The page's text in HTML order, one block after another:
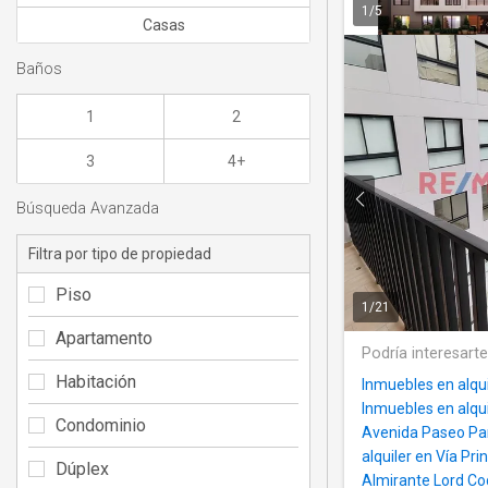
1 /5
1 /21
Podría
Inmuebles en
Inmuebles en
Avenida Paseo
alquiler en Vía
Almirante Lord
Casas
Baños
1 2
3 4+
Búsqueda Avanzada
Filtra por tipo de propiedad
Piso
Apartamento
Habitación
Condominio
Dúplex